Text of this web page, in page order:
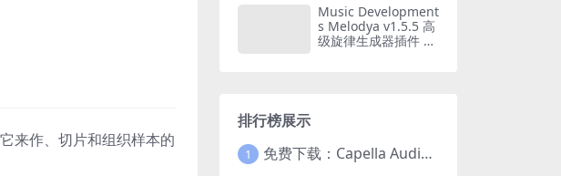
来作、切片和组织样本的
Music Development
s Melodya v1.5.5 高
级旋律生成器插件 W
排行榜展示
1 免费下载：Capella Audio2score Pro v5.0 AI音频转乐谱扒谱软件 WIN+MAC